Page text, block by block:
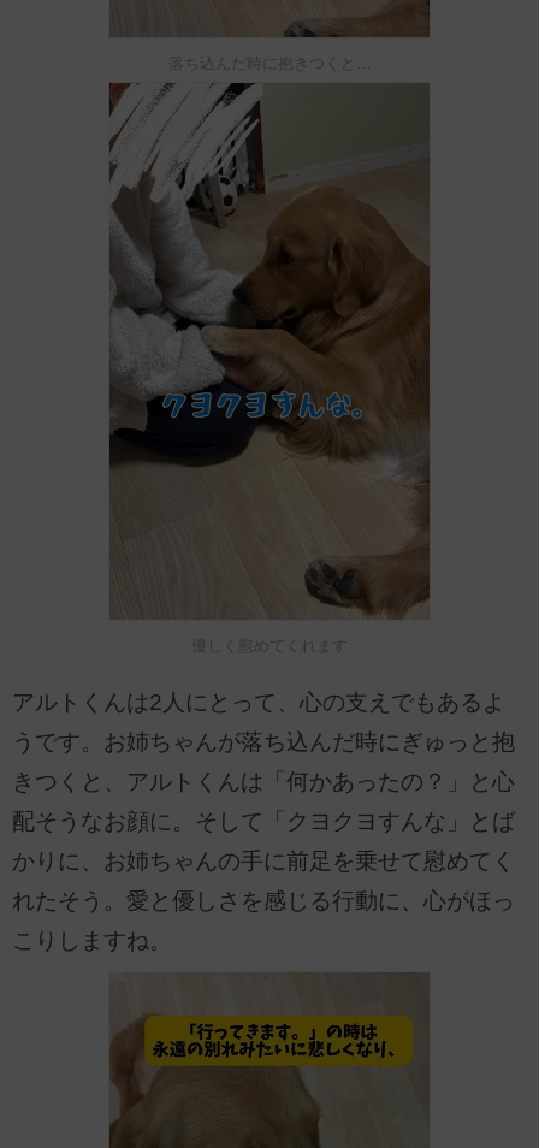
落ち込んだ時に抱きつくと…
優しく慰めてくれます
アルトくんは2人にとって、心の支えでもあるよ
うです。お姉ちゃんが落ち込んだ時にぎゅっと抱
きつくと、アルトくんは「何かあったの？」と心
配そうなお顔に。そして「クヨクヨすんな」とば
かりに、お姉ちゃんの手に前足を乗せて慰めてく
れたそう。愛と優しさを感じる行動に、心がほっ
こりしますね。